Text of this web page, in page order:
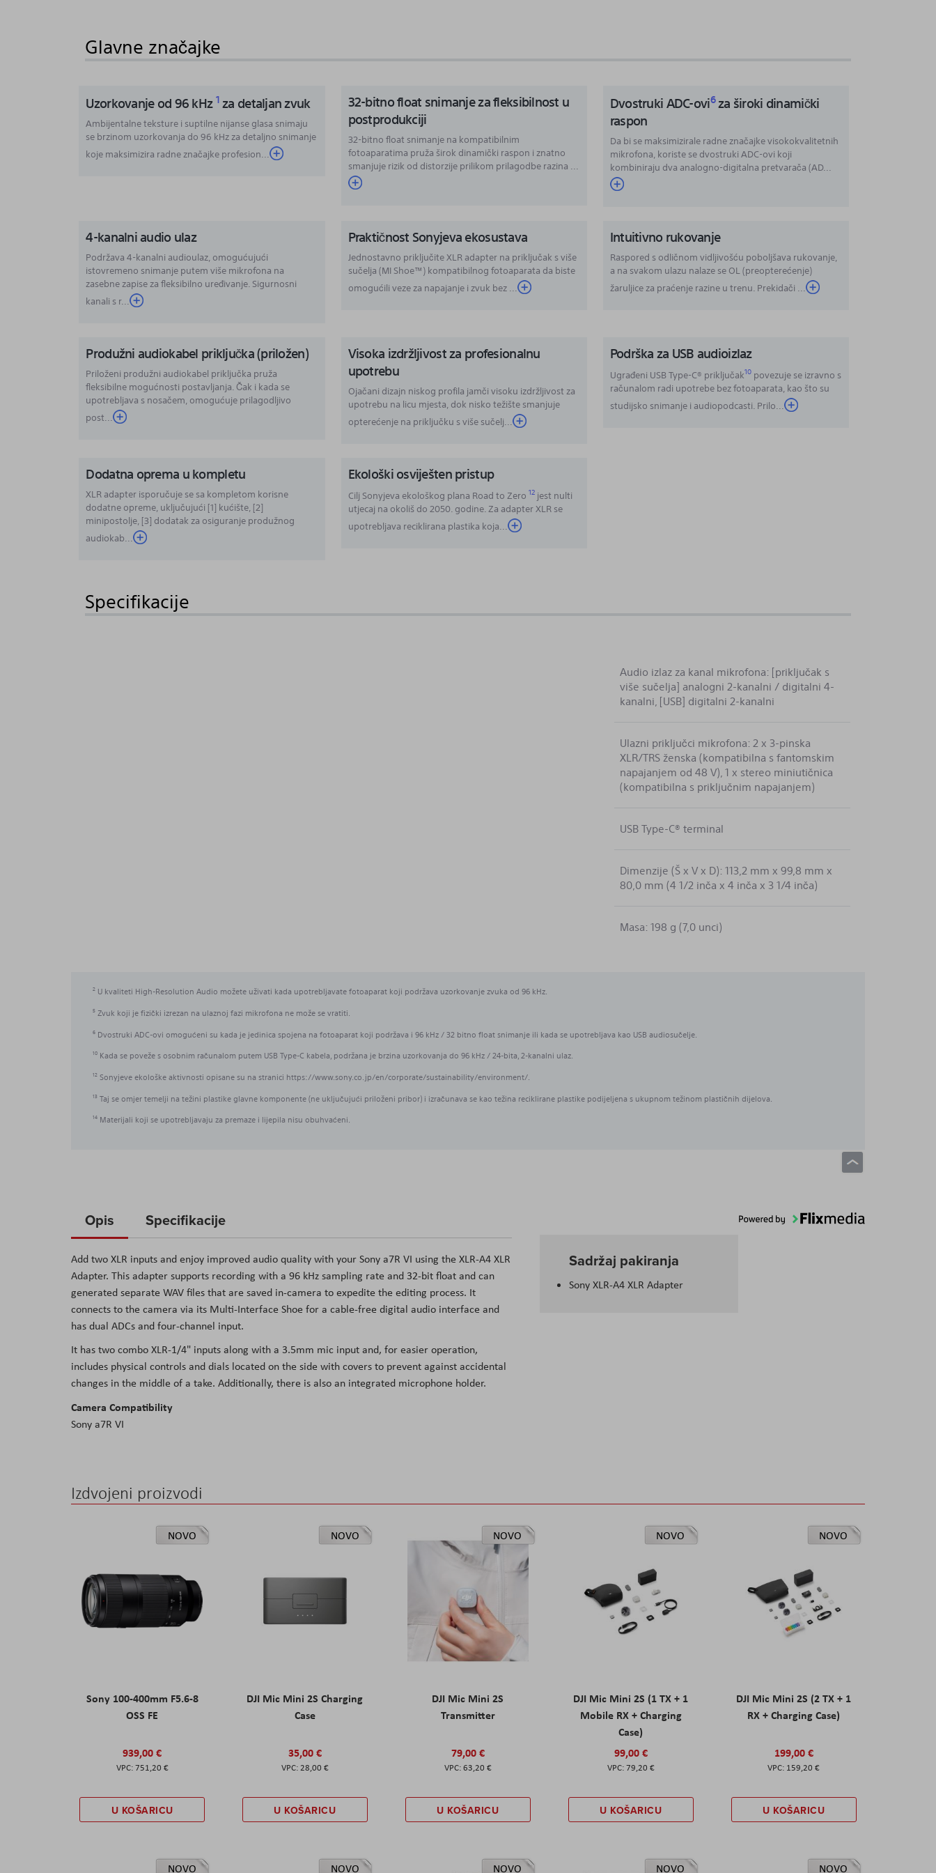
beginning
images
gallery
Glavne značajke
Uzorkovanje od 96 kHz1za detaljan zvuk
Ambijentalne teksture i suptilne nijanse glasa snimaju
se brzinom uzorkovanja do 96 kHz za detaljno snimanje
koje maksimizira radne značajke profesion...
32-bitno float snimanjeza fleksibilnost u
postprodukciji
32-bitno float snimanje na kompatibilnim
fotoaparatima pruža širok dinamički raspon i znatno
smanjuje rizik od distorzije prilikom prilagodbe razina ...
Dvostruki ADC-ovi6za široki dinamički
raspon
Da bi se maksimizirale radne značajke visokokvalitetnih
mikrofona, koriste se dvostruki ADC-ovi koji
kombiniraju dva analogno-digitalna pretvarača (AD...
4-kanalni audio ulaz
Podržava 4-kanalni audioulaz, omogućujući
istovremeno snimanje putem više mikrofona na
zasebne zapise za fleksibilno uređivanje. Sigurnosni
kanali s r...
Praktičnost Sonyjeva ekosustava
Jednostavno priključite XLR adapter na priključak s više
sučelja (MI Shoe™) kompatibilnog fotoaparatada biste
omogućili veze za napajanje i zvuk bez...
Intuitivno rukovanje
Raspored s odličnom vidljivošću poboljšava rukovanje,
a na svakom ulazu nalaze se OL (preopterećenje)
žaruljice za praćenje razine u trenu. Prekidači ...
Produžni audiokabel priključka (priložen)
Priloženi produžni audiokabel priključka pruža
fleksibilne mogućnosti postavljanja. Čak i kada se
upotrebljava s nosačem, omogućuje prilagodljivo
post...
Visoka izdržljivost za profesionalnu
upotrebu
Ojačani dizajn niskog profila jamči visoku izdržljivost za
upotrebu na licu mjesta, dok nisko težište smanjuje
opterećenje na priključku s više sučelj...
Podrška za USB audioizlaz
Ugrađeni USB Type-C® priključak10povezuje se izravno s
računalom radi upotrebe bez fotoaparata, kao što su
studijsko snimanje i audiopodcasti. Prilo...
Dodatna oprema u kompletu
XLR adapter isporučuje se sa kompletom korisne
dodatne opreme, uključujući [1] kućište, [2]
minipostolje, [3] dodatak za osiguranje produžnog
audiokab...
Ekološki osviješten pristup
Cilj Sonyjeva ekološkog plana Road to Zero12jest nulti
utjecaj na okoliš do 2050. godine. Za adapter XLR se
upotrebljava reciklirana plastika koja...
Specifikacije
Audio izlaz za kanal mikrofona: [priključak s
više sučelja] analogni 2-kanalni / digitalni 4-
kanalni, [USB] digitalni 2-kanalni
Ulazni priključci mikrofona: 2 x 3-pinska
XLR/TRS ženska (kompatibilna s fantomskim
napajanjem od 48 V), 1 x stereo miniutičnica
(kompatibilna s priključnim napajanjem)
USB Type-C® terminal
Dimenzije (Š x V x D): 113,2 mm x 99,8 mm x
80,0 mm (4 1/2 inča x 4 inča x 3 1/4 inča)
Masa: 198 g (7,0 unci)
2 U kvaliteti High-Resolution Audio možete uživati kada upotrebljavate fotoaparat koji podržava uzorkovanje zvuka od 96 kHz.
5 Zvuk koji je fizički izrezan na ulaznoj fazi mikrofona ne može se vratiti.
6 Dvostruki ADC-ovi omogućeni su kada je jedinica spojena na fotoaparat koji podržava i 96 kHz / 32 bitno float snimanje ili kada se upotrebljava kao USB audiosučelje.
10 Kada se poveže s osobnim računalom putem USB Type-C kabela, podržana je brzina uzorkovanja do 96 kHz / 24-bita, 2-kanalni ulaz.
12 Sonyjeve ekološke aktivnosti opisane su na stranici https://www.sony.co.jp/en/corporate/sustainability/environment/.
13 Taj se omjer temelji na težini plastike glavne komponente (ne uključujući priloženi pribor) i izračunava se kao težina reciklirane plastike podijeljena s ukupnom težinom plastičnih dijelova.
14 Materijali koji se upotrebljavaju za premaze i lijepila nisu obuhvaćeni.
Sadržaj pakiranja
Sony XLR-A4 XLR Adapter
Opis
Add two XLR inputs and enjoy improved audio quality with your Sony a7R VI using the XLR-A4 XLR
Adapter. This adapter supports recording with a 96 kHz sampling rate and 32-bit float and can
generated separate WAV files that are saved in-camera to expedite the editing process. It
connects to the camera via its Multi-Interface Shoe for a cable-free digital audio interface and
has dual ADCs and four-channel input.
It has two combo XLR-1/4" inputs along with a 3.5mm mic input and, for easier operation,
includes physical controls and dials located on the side with covers to prevent against accidental
changes in the middle of a take. Additionally, there is also an integrated microphone holder.
Camera Compatibility
Sony a7R VI
Specifikacije
Izdvojeni proizvodi
NOVO
Sony 100-400mm F5.6-8
OSS FE
939,00 €
751,20 €
U KOŠARICU
NOVO
DJI Mic Mini 2S Charging
Case
35,00 €
28,00 €
U KOŠARICU
NOVO
DJI Mic Mini 2S
Transmitter
79,00 €
63,20 €
U KOŠARICU
NOVO
DJI Mic Mini 2S (1 TX + 1
Mobile RX + Charging
Case)
99,00 €
79,20 €
U KOŠARICU
NOVO
DJI Mic Mini 2S (2 TX + 1
RX + Charging Case)
199,00 €
159,20 €
U KOŠARICU
NOVO NOVO NOVO NOVO NOVO